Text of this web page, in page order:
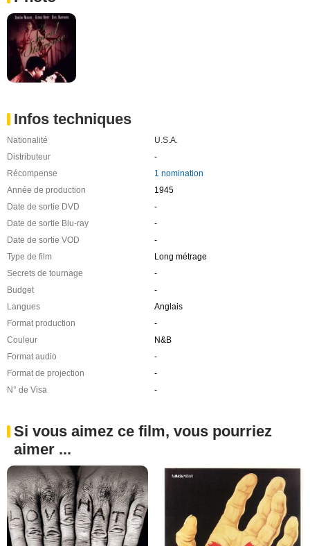
Infos techniques
Nationalité
U.S.A.
Distributeur
-
Récompense
1 nomination
Année de production
1945
Date de sortie DVD
-
Date de sortie Blu-ray
-
Date de sortie VOD
-
Type de film
Long métrage
Secrets de tournage
-
Budget
-
Langues
Anglais
Format production
-
Couleur
N&B
Format audio
-
Format de projection
-
N° de Visa
-
Si vous aimez ce film, vous pourriez
aimer ...